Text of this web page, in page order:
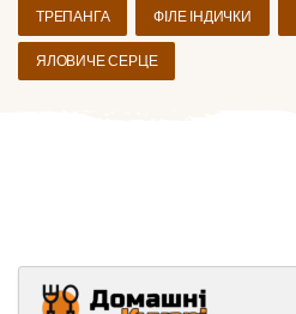
ТРЕПАНГА ФІЛЕ ІНДИЧКИ
ЯЛОВИЧЕ СЕРЦЕ